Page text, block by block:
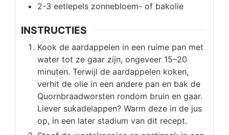
2-3 eetlepels zonnebloem- of bakolie
INSTRUCTIES
Kook de aardappelen in een ruime pan met
water tot ze gaar zijn, ongeveer 15–20
minuten. Terwijl de aardappelen koken,
verhit de olie in een andere pan en bak de
Quornbraadworsten rondom bruin en gaar.
Liever sukadelappen? Warm deze in de jus
op, in een later stadium van dit recept.